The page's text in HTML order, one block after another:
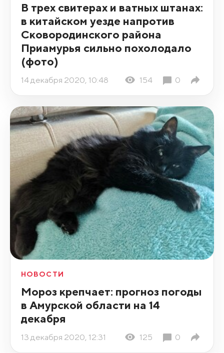
В трех свитерах и ватных штанах:
в китайском уезде напротив
Сковородинского района
Приамурья сильно похолодало
(фото)
14 декабря 2020, 10:48 154 0
НОВОСТИ
Мороз крепчает: прогноз погоды
в Амурской области на 14
декабря
13 декабря 2020, 12:31 125 0